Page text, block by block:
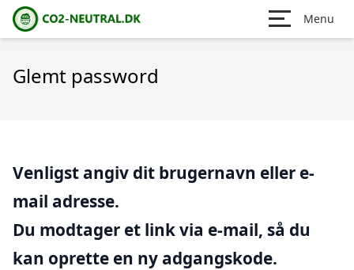
Menu
Glemt password
Venligst angiv dit brugernavn eller e-
mail adresse.
Du modtager et link via e-mail, så du
kan oprette en ny adgangskode.